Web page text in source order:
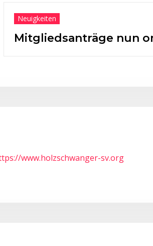
nun online möglich
www.holzschwanger-sv.org